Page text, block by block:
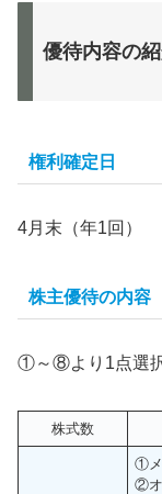
優待内容の
権利確定日
4月末（年1回）
株主優待の内容
①～⑧より1点選
株式数
①メ
②オ